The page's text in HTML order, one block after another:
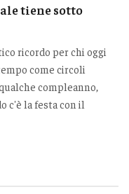
tiene sotto
ricordo per chi oggi
come circoli
compleanno,
c'è la festa con il